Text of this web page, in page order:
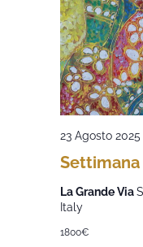
23 Agosto 2025
La Grande Via
Italy
1800€